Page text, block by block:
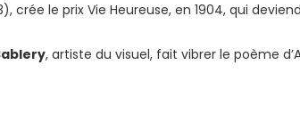
crée le prix Vie Heureuse, en 1904, qui
, artiste du visuel, fait vibrer le poème